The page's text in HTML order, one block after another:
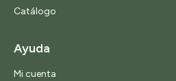
Catálogo
Ayuda
Mi cuenta